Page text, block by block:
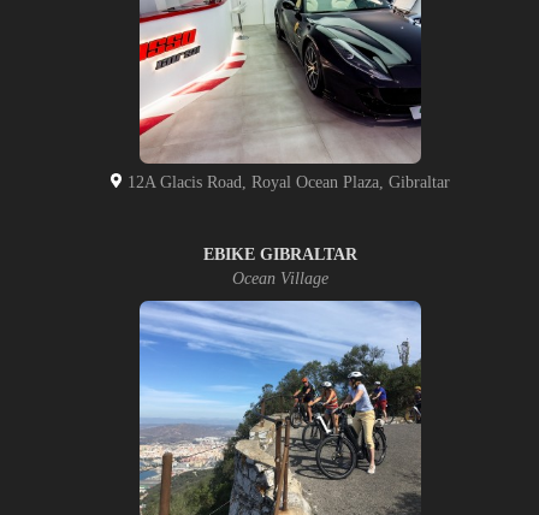
12A Glacis Road, Royal Ocean Plaza, Gibraltar
EBIKE GIBRALTAR
Ocean Village